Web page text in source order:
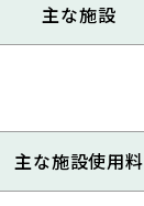
主な施設
主な施設使用料